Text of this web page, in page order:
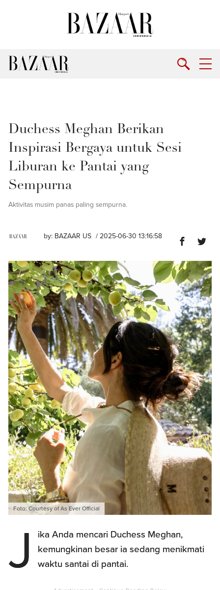
Duchess Meghan Berikan
Inspirasi Bergaya untuk Sesi
Liburan ke Pantai yang
Sempurna
Aktivitas musim panas paling sempurna.
by: BAZAAR US / 2025-06-30 13:16:58
Foto: Courtesy of As Ever Official
J
ika Anda mencari Duchess Meghan,
kemungkinan besar ia sedang menikmati
waktu santai di pantai.